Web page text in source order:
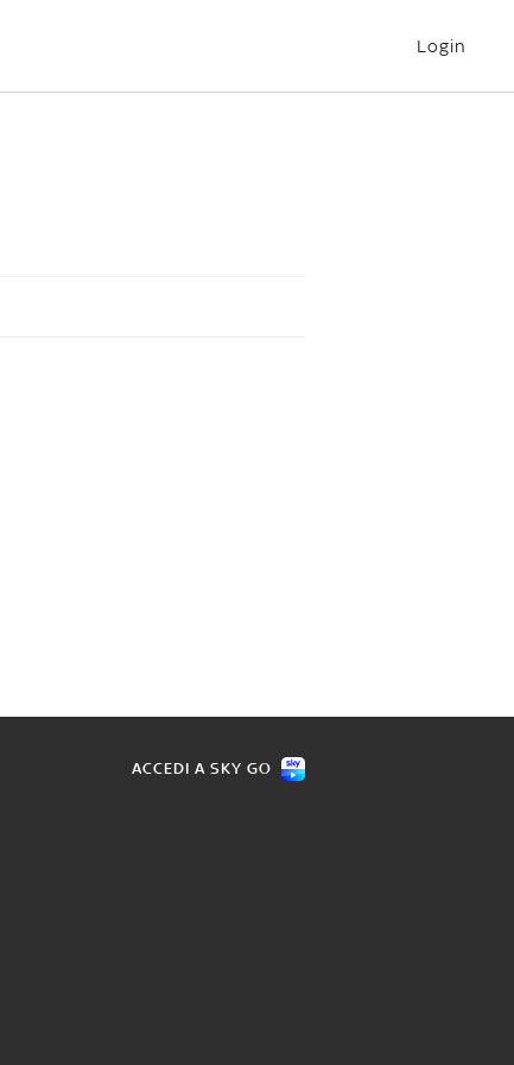
Login
ACCEDI A SKY GO